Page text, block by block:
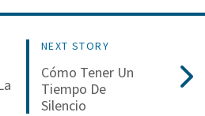
NEXT STORY
Cómo Tener Un
Tiempo De
Silencio